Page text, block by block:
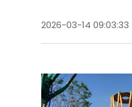
2026-03-14 09:03:33